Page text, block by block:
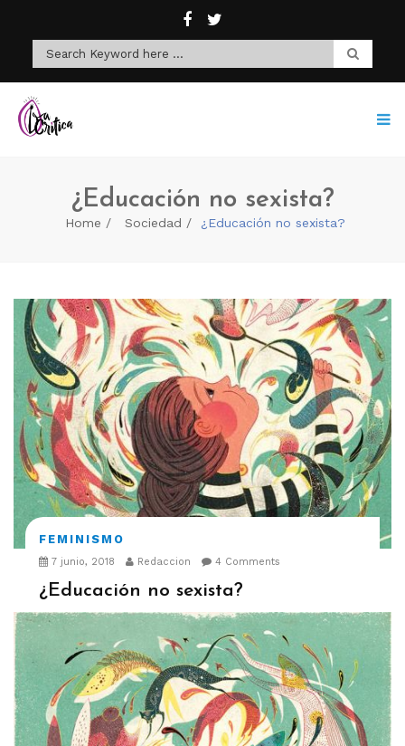
¿Educación no sexista?
Home Sociedad ¿Educación no sexista?
FEMINISMO
7 junio, 2018 Redaccion 4 Comments
¿Educación no sexista?